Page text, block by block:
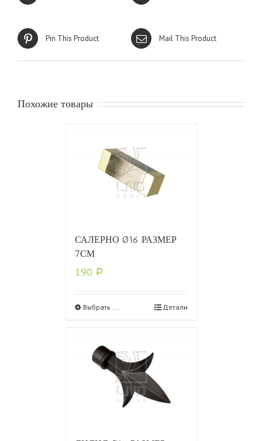
Pin This Product Mail This Product
Похожие товары
САЛЕРНО Ø16 РАЗМЕР
7СМ
190 Р
Выбрать ... Детали